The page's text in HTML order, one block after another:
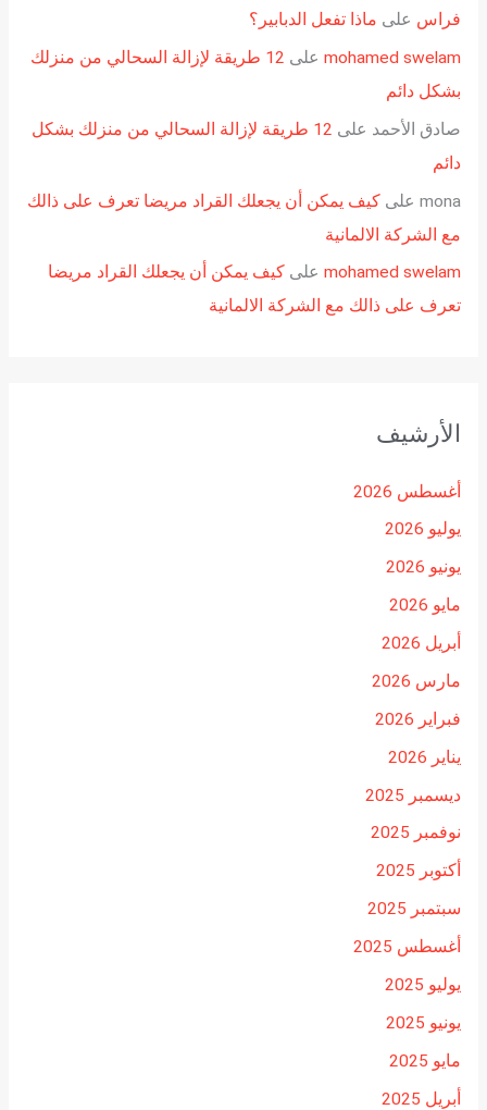
فراس على ماذا تفعل الدبابير؟
mohamed swelamعلى
12 طريقة لإزالة السحالي من منزلك
بشكل دائم
صادق الأحمد على
12 طريقة لإزالة السحالي من منزلك بشكل
دائم
monaعلى كيف يمكن أن يجعلك القراد مريضا تعرف على ذالك
مع الشركة الالمانية
mohamed swelamعلى كيف يمكن أن يجعلك القراد مريضا
تعرف على ذالك مع الشركة الالمانية
الأرشيف
أغسطس 2026
يوليو 2026
يونيو 2026
مايو 2026
أبريل 2026
مارس 2026
فبراير 2026
يناير 2026
ديسمبر 2025
نوفمبر 2025
أكتوبر 2025
سبتمبر 2025
أغسطس 2025
يوليو 2025
يونيو 2025
مايو 2025
أبريل 2025